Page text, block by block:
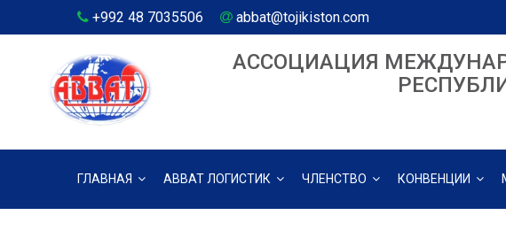
+992 48 7035506 abbat@tojikiston.com
АССОЦИАЦИЯ
ГЛАВНАЯ АВВАТ ЛОГИСТИК ЧЛЕНСТВО КОНВЕНЦИИ